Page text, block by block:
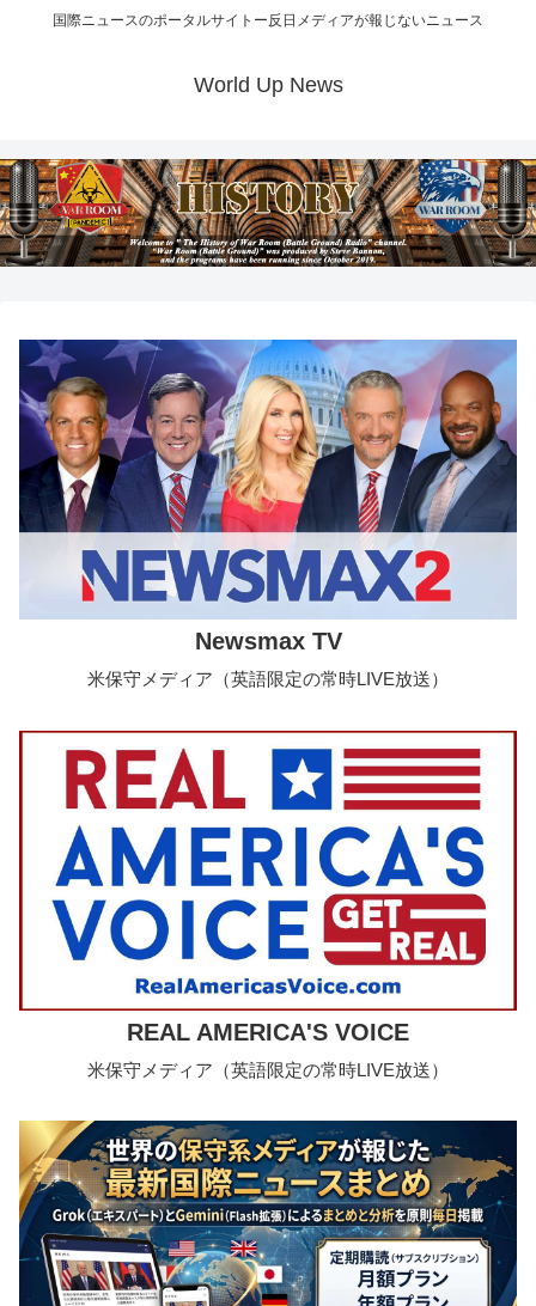
国際ニュースのポータルサイトー反日メディアが報じないニュース
World Up News
Newsmax TV
米保守メディア（英語限定の常時LIVE放送）
REAL AMERICA'S VOICE
米保守メディア（英語限定の常時LIVE放送）